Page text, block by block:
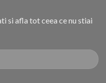
si afla tot ceea ce nu stiai